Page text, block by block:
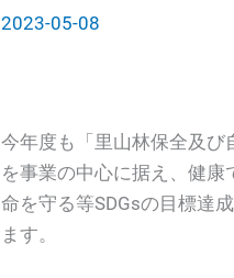
2023-05-08
今年度も「里山林保全及び
を事業の中心に据え、健康
命を守る等SDGsの目標達
ます。